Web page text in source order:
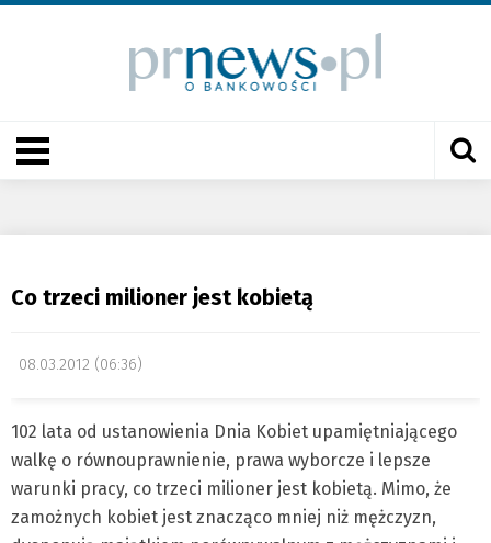
Co trzeci milioner jest kobietą
08.03.2012 (06:36)
102 lata od ustanowienia Dnia Kobiet upamiętniającego
walkę o równouprawnienie, prawa wyborcze i lepsze
warunki pracy, co trzeci milioner jest kobietą. Mimo, że
zamożnych kobiet jest znacząco mniej niż mężczyzn,